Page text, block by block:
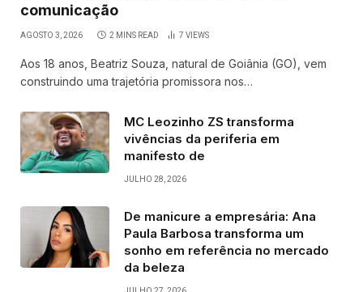
comunicação
AGOSTO 3, 2026 2 MINS READ 7 VIEWS
Aos 18 anos, Beatriz Souza, natural de Goiânia (GO), vem
construindo uma trajetória promissora nos…
MC Leozinho ZS transforma
vivências da periferia em
manifesto de
JULHO 28, 2026
De manicure a empresária: Ana
Paula Barbosa transforma um
sonho em referência no mercado
da beleza